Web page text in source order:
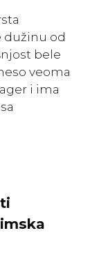
dužinu od
bele
veoma
i ima